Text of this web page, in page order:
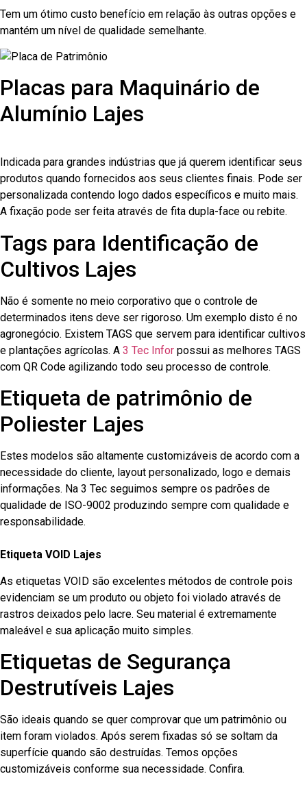
Tem um ótimo custo benefício em relação às outras opções e
mantém um nível de qualidade semelhante.
Placas para Maquinário de
Alumínio Lajes
Indicada para grandes indústrias que já querem identificar seus
produtos quando fornecidos aos seus clientes finais. Pode ser
personalizada contendo logo dados específicos e muito mais.
A fixação pode ser feita através de fita dupla-face ou rebite.
Tags para Identificação de
Cultivos Lajes
Não é somente no meio corporativo que o controle de
determinados itens deve ser rigoroso. Um exemplo disto é no
agronegócio. Existem TAGS que servem para identificar cultivos
e plantações agrícolas. A 3 Tec Infor possui as melhores TAGS
com QR Code agilizando todo seu processo de controle.
Etiqueta de patrimônio de
Poliester Lajes
Estes modelos são altamente customizáveis de acordo com a
necessidade do cliente, layout personalizado, logo e demais
informações. Na 3 Tec seguimos sempre os padrões de
qualidade de ISO-9002 produzindo sempre com qualidade e
responsabilidade.
Etiqueta VOID Lajes
As etiquetas VOID são excelentes métodos de controle pois
evidenciam se um produto ou objeto foi violado através de
rastros deixados pelo lacre. Seu material é extremamente
maleável e sua aplicação muito simples.
Etiquetas de Segurança
Destrutíveis Lajes
São ideais quando se quer comprovar que um patrimônio ou
item foram violados. Após serem fixadas só se soltam da
superfície quando são destruídas. Temos opções
customizáveis conforme sua necessidade. Confira.